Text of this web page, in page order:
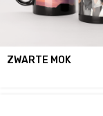
ZWARTE MOK